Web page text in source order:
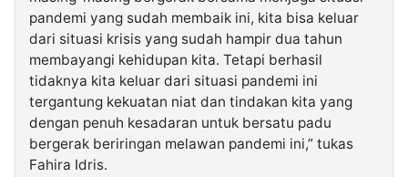
pandemi yang sudah membaik ini, kita bisa keluar
dari situasi krisis yang sudah hampir dua tahun
membayangi kehidupan kita. Tetapi berhasil
tidaknya kita keluar dari situasi pandemi ini
tergantung kekuatan niat dan tindakan kita yang
dengan penuh kesadaran untuk bersatu padu
bergerak beriringan melawan pandemi ini,” tukas
Fahira Idris.